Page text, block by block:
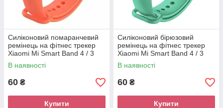
Силіконовий помаранчевий
ремінець на фітнес трекер
Xiaomi Mi Smart Band 4 / 3
браслет аксесуар заміна
В наявності
60 ₴
Купити
Силіконовий бірюзовий
ремінець на фітнес трекер
Xiaomi Mi Smart Band 4 / 3
браслет аксесуар заміна
В наявності
60 ₴
Купити